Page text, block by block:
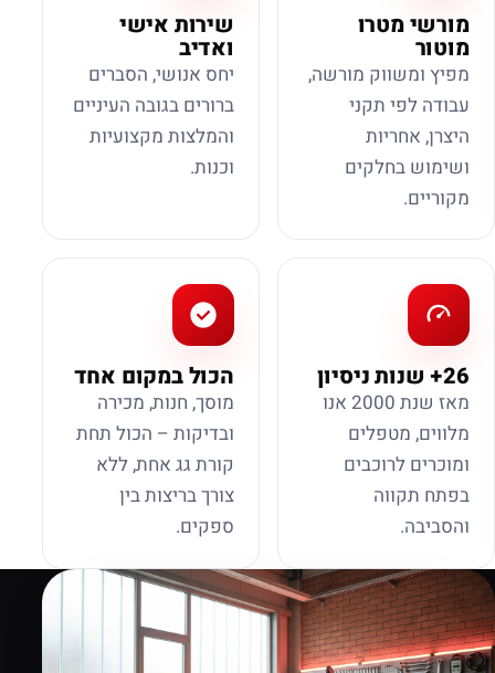
מורשי מטרו
מוטור
מפיץ ומשווק מורשה,
עבודה לפי תקני
היצרן, אחריות
ושימוש בחלקים
מקוריים.
שירות אישי
ואדיב
יחס אנושי, הסברים
ברורים בגובה העיניים
והמלצות מקצועיות
וכנות.
26+ שנות ניסיון
מאז שנת 2000 אנו
מלווים, מטפלים
ומוכרים לרוכבים
בפתח תקווה
והסביבה.
הכול במקום אחד
מוסך, חנות, מכירה
ובדיקות – הכול תחת
קורת גג אחת, ללא
צורך בריצות בין
ספקים.